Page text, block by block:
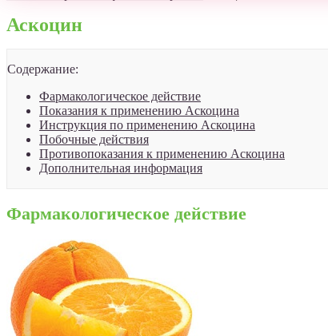
Аскоцин
Содержание:
Фармакологическое действие
Показания к применению Аскоцина
Инструкция по применению Аскоцина
Побочные действия
Противопоказания к применению Аскоцина
Дополнительная информация
Фармакологическое действие